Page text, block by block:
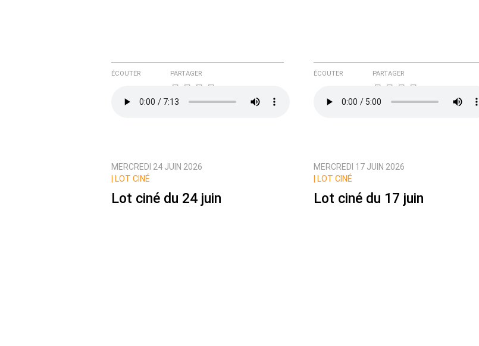
Prévenez-moi de tous les nouveaux commentaires de cette discussion par email
ÉCOUTER PARTAGER ÉCOUTER PARTAGER
MERCREDI 24 JUIN 2026
LOT CINÉ
Lot ciné du 24 juin
MERCREDI 17 JUIN 2026
LOT CINÉ
Lot ciné du 17 juin